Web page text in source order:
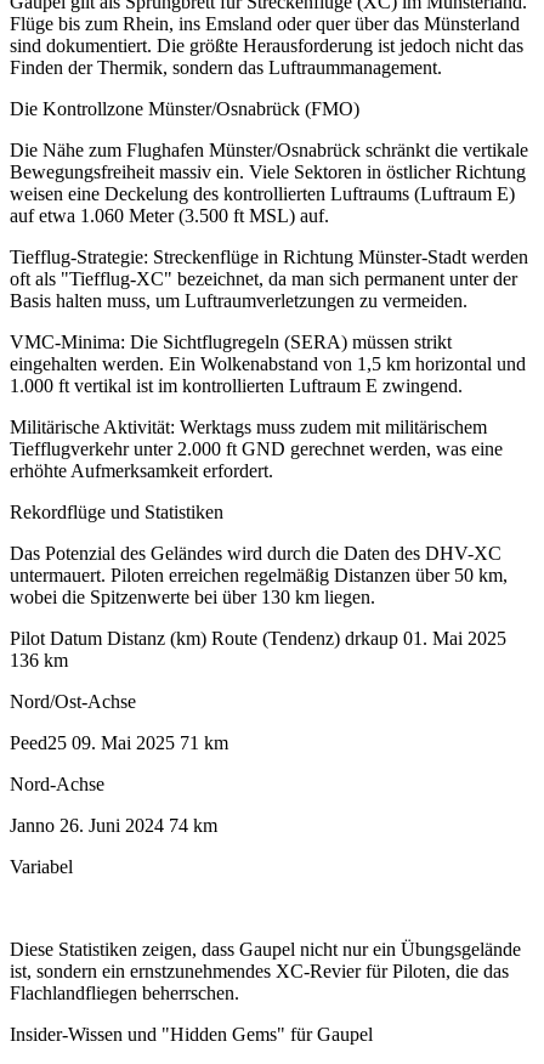
Flüge bis zum Rhein, ins Emsland oder quer über das Münsterland
sind dokumentiert. Die größte Herausforderung ist jedoch nicht das
Finden der Thermik, sondern das Luftraummanagement.
Die Kontrollzone Münster/Osnabrück (FMO)
Die Nähe zum Flughafen Münster/Osnabrück schränkt die vertikale
Bewegungsfreiheit massiv ein. Viele Sektoren in östlicher Richtung
weisen eine Deckelung des kontrollierten Luftraums (Luftraum E)
auf etwa 1.060 Meter (3.500 ft MSL) auf.
Tiefflug-Strategie: Streckenflüge in Richtung Münster-Stadt werden
oft als "Tiefflug-XC" bezeichnet, da man sich permanent unter der
Basis halten muss, um Luftraumverletzungen zu vermeiden.
VMC-Minima: Die Sichtflugregeln (SERA) müssen strikt
eingehalten werden. Ein Wolkenabstand von 1,5 km horizontal und
1.000 ft vertikal ist im kontrollierten Luftraum E zwingend.
Militärische Aktivität: Werktags muss zudem mit militärischem
Tiefflugverkehr unter 2.000 ft GND gerechnet werden, was eine
erhöhte Aufmerksamkeit erfordert.
Rekordflüge und Statistiken
Das Potenzial des Geländes wird durch die Daten des DHV-XC
untermauert. Piloten erreichen regelmäßig Distanzen über 50 km,
wobei die Spitzenwerte bei über 130 km liegen.
Pilot Datum Distanz (km) Route (Tendenz) drkaup 01. Mai 2025
136 km
Nord/Ost-Achse
Peed25 09. Mai 2025 71 km
Nord-Achse
Janno 26. Juni 2024 74 km
Variabel
Diese Statistiken zeigen, dass Gaupel nicht nur ein Übungsgelände
ist, sondern ein ernstzunehmendes XC-Revier für Piloten, die das
Flachlandfliegen beherrschen.
Insider-Wissen und "Hidden Gems" für Gaupel